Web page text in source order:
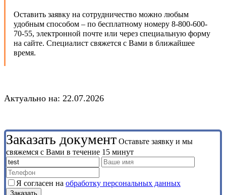
Оставить заявку на сотрудничество можно любым
удобным способом – по бесплатному номеру 8-800-600-
70-55, электронной почте или через специальную форму
на сайте. Специалист свяжется с Вами в ближайшее
время.
Актуально на: 22.07.2026
Заказать документ Оставьте заявку и мы
свяжемся с Вами в течение 15 минут
Я согласен на обработку персональных данных